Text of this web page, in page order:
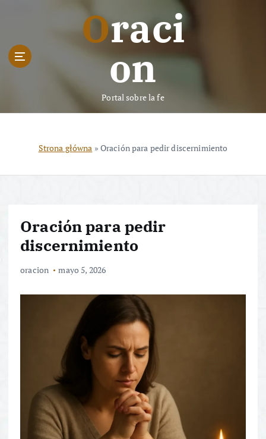
n
Oraci
on
Portal sobre la fe
Strona główna » Oración para pedir discernimiento
Oración para pedir
discernimiento
oracion mayo 5, 2026